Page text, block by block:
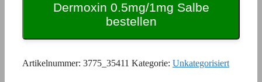
Dermoxin 0.5mg/1mg Salbe
bestellen
Artikelnummer: 3775_35411 Kategorie: Unkategorisiert